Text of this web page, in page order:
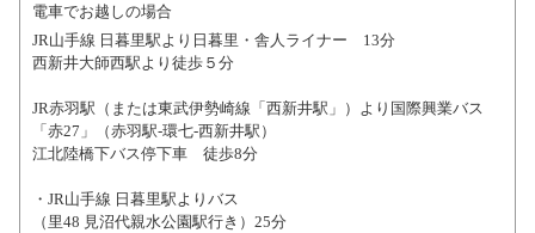
電車でお越しの場合
JR山手線 日暮里駅より日暮里・舎人ライナー 13分
西新井大師西駅より徒歩５分
JR赤羽駅（または東武伊勢崎線「西新井駅」）より国際興業バス
「赤27」（赤羽駅-環七-西新井駅）
江北陸橋下バス停下車 徒歩8分
・JR山手線 日暮里駅よりバス
（里48 見沼代親水公園駅行き）25分